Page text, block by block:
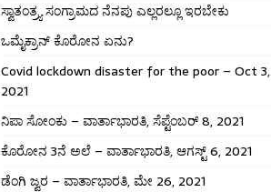
ಸ್ವಾತಂತ್ರ್ಯ ಸಂಗ್ರಾಮದ ನೆನಪು ಎಲ್ಲರಲ್ಲೂ ಇರಬೇಕು
ಒಮೈಕ್ರಾನ್ ಕೊರೋನ ಏನು?
Covid lockdown disaster for the poor – Oct 3,
2021
ನಿಪಾ ಸೋಂಕು – ವಾರ್ತಾಭಾರತಿ, ಸೆಪ್ಟೆಂಬರ್ 8, 2021
ಕೊರೋನ 3ನೆ ಅಲೆ – ವಾರ್ತಾಭಾರತಿ, ಆಗಸ್ಟ್ 6, 2021
ಡೆಂಗಿ ಜ್ವರ – ವಾರ್ತಾಭಾರತಿ, ಮೇ 26, 2021